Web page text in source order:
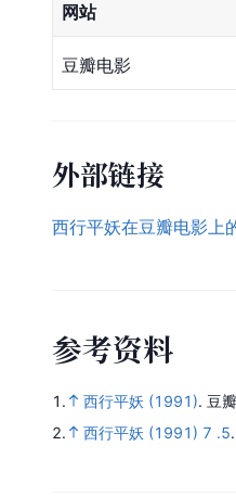
网站
豆瓣电影
外部链接
西行平妖在豆瓣电影上
参考资料
1. 西行平妖 (1991). 豆
2.
西行平妖 (1991) 7 .5